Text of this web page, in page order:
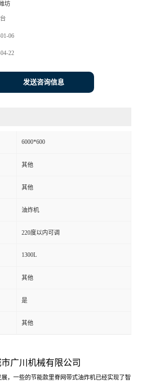
坊
06
22
发送咨询信息
6000*600
其他
其他
油炸机
220度以内可调
1300L
其他
是
其他
川机械有限公司
，一些的节能款里脊网带式油炸机已经实现了智